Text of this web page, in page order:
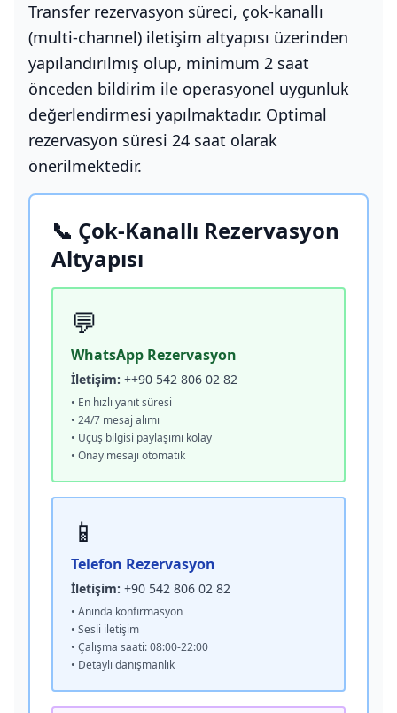
Transfer rezervasyon süreci, çok-kanallı
(multi-channel) iletişim altyapısı üzerinden
yapılandırılmış olup, minimum 2 saat
önceden bildirim ile operasyonel uygunluk
değerlendirmesi yapılmaktadır. Optimal
rezervasyon süresi 24 saat olarak
önerilmektedir.
📞 Çok-Kanallı Rezervasyon
Altyapısı
💬
WhatsApp Rezervasyon
İletişim: ++90 542 806 02 82
• En hızlı yanıt süresi
• 24/7 mesaj alımı
• Uçuş bilgisi paylaşımı kolay
• Onay mesajı otomatik
📱
Telefon Rezervasyon
İletişim: +90 542 806 02 82
• Anında konfirmasyon
• Sesli iletişim
• Çalışma saati: 08:00-22:00
• Detaylı danışmanlık